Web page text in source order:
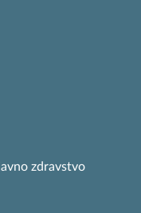
zdravstvo